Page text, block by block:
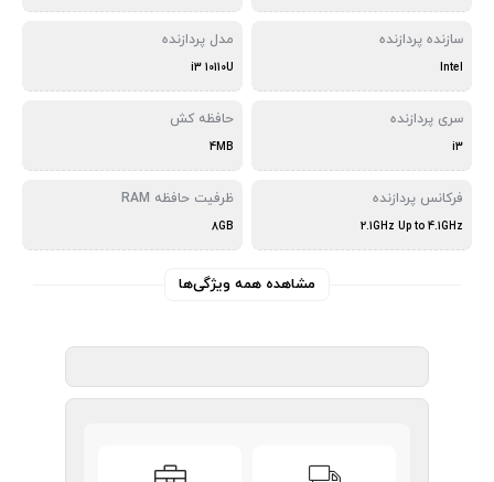
سازنده پردازنده
Intel
مدل پردازنده
i3 10110U
سری پردازنده
i3
حافظه کش
4MB
فرکانس پردازنده
2.1GHz Up to 4.1GHz
ظرفیت حافظه RAM
8GB
مشاهده همه ویژگی‌ها